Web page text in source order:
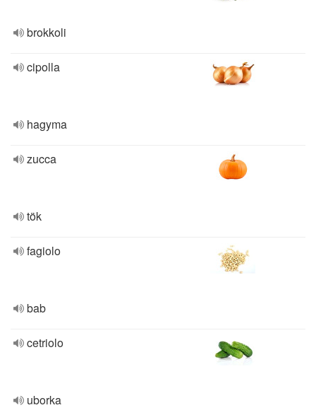
brokkoli
cipolla
hagyma
zucca
tök
fagiolo
bab
cetriolo
uborka